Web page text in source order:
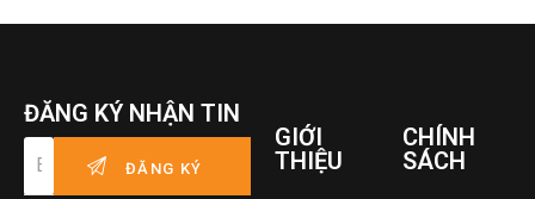
ĐĂNG KÝ NHẬN TIN
GIỚI
THIỆU
CHÍNH
SÁCH